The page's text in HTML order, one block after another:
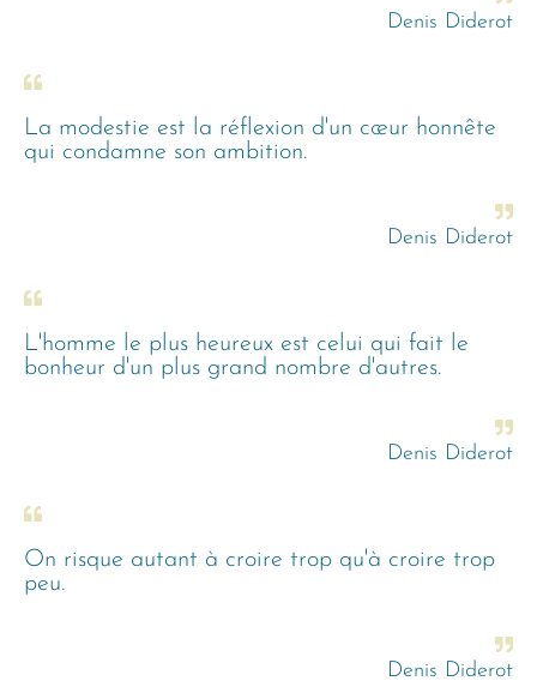
Denis Diderot
La modestie est la réflexion d'un cœur honnête
qui condamne son ambition.
Denis Diderot
L'homme le plus heureux est celui qui fait le
bonheur d'un plus grand nombre d'autres.
Denis Diderot
On risque autant à croire trop qu'à croire trop
peu.
Denis Diderot